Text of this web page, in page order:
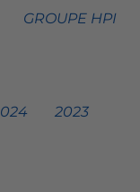
GROUPE HPI
2023